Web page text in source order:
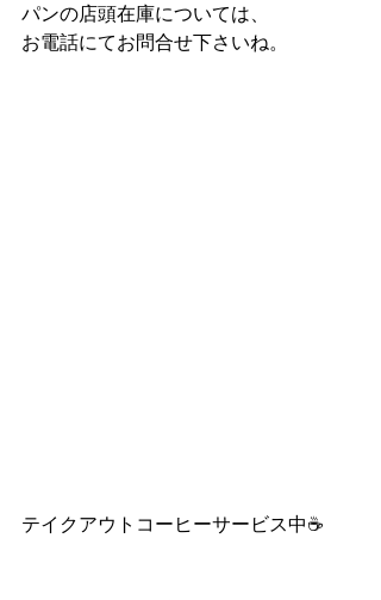
パンの店頭在庫については、
お電話にてお問合せ下さいね。
テイクアウトコーヒーサービス中☕